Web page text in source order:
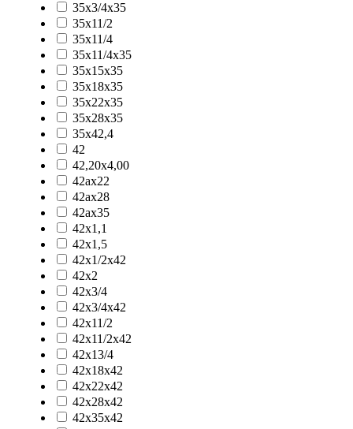
35x3/4x35
35x11/2
35x11/4
35x11/4x35
35x15x35
35x18x35
35x22x35
35x28x35
35x42,4
42
42,20x4,00
42ax22
42ax28
42ax35
42x1,1
42x1,5
42x1/2x42
42x2
42x3/4
42x3/4x42
42x11/2
42x11/2x42
42x13/4
42x18x42
42x22x42
42x28x42
42x35x42